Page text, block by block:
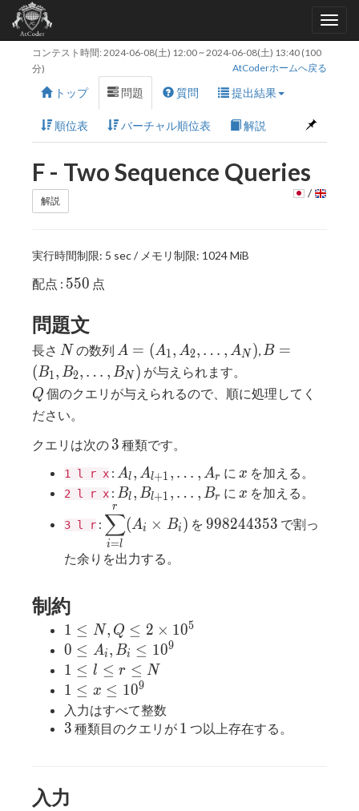
コンテスト時間: 2024-06-08(土) 12:00~ 2024-06-08(土) 13:40 (100
分)
AtCoderホームへ戻る
トップ 問題 質問 提出結果
順位表 バーチャル順位表 解説
F - Two Sequence Queries
解説
/
実行時間制限: 5 sec / メモリ制限: 1024 MiB
配点 : 550
550 点
問題文
長さ N
N の数列 A=
(A_1,A_2,\ldots,A_N)
A = (A1, A2, … , AN ), B=
B =
(B1, B2, … , BN ) が与えられます。
Q
Q 個のクエリが与えられるので、順に処理してく
ださい。
クエリは次の 3
3 種類です。
1 l r x : A_l,
A_{l+1},
A_r
Al , Al+1 , … , Ar に x
x を加える。
2 l r x : B_l,
B_{l+1},
\ldots,
B_r
Bl , Bl+1 , … , Br に x
x を加える。
3 l r :
\displaystyle\sum_{i=l}^r
(A_i\times B_i)
i=l
∑
r
(Ai × Bi ) を 998244353 で割っ
た余りを出力する。
制約
1\leq
N,Q\leq
2\times
10^5
1 ≤ N, Q ≤ 2 × 105
0\leq
A_i,B_i\leq
10^9
0 ≤ Ai , Bi ≤ 109
1\leq
l\leq
r\leq
N
1 ≤ l ≤ r ≤ N
1\leq
x\leq
10^9
1 ≤ x ≤ 109
入力はすべて整数
3
3 種類目のクエリが 1
1 つ以上存在する。
入力